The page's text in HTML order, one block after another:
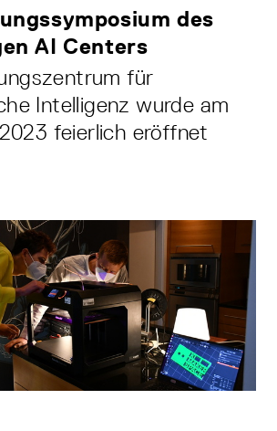
des
AI Centers
für
Intelligenz wurde am
feierlich eröffnet